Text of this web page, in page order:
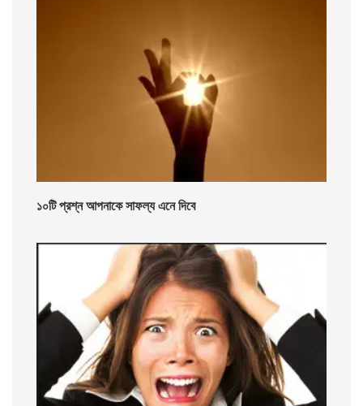
১০টি প্রশ্ন আপনাকে সাফল্য এনে দিবে